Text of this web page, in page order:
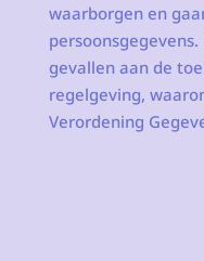
waarborgen en
gevallen aan de
regelgeving,
Verordening